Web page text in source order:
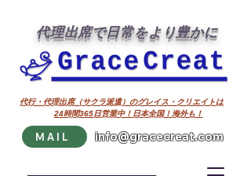
代理出席で日常をより豊かに
24時間365日営業中！日本全国！海外も！
代行・代理出席（サクラ派遣）のグレイス・クリエイトは
MAIL info@gracecreat.com